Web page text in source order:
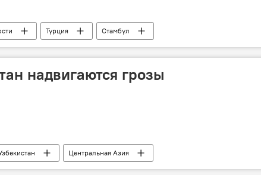
Турция Стамбул
надвигаются грозы
Центральная Азия